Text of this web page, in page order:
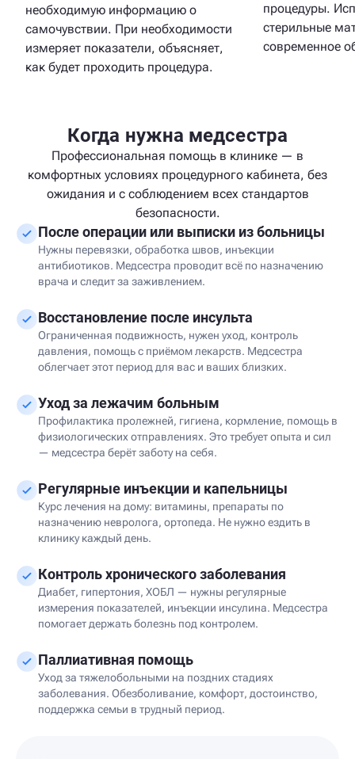
необходимую информацию о
самочувствии. При необходимости
измеряет показатели, объясняет,
как будет проходить процедура.
процедуры.
стерильные
современное
Когда нужна медсестра
Профессиональная помощь в клинике — в
комфортных условиях процедурного кабинета, без
ожидания и с соблюдением всех стандартов
безопасности.
После операции или выписки из больницы
Нужны перевязки, обработка швов, инъекции
антибиотиков. Медсестра проводит всё по назначению
врача и следит за заживлением.
Восстановление после инсульта
Ограниченная подвижность, нужен уход, контроль
давления, помощь с приёмом лекарств. Медсестра
облегчает этот период для вас и ваших близких.
Уход за лежачим больным
Профилактика пролежней, гигиена, кормление, помощь в
физиологических отправлениях. Это требует опыта и сил
— медсестра берёт заботу на себя.
Регулярные инъекции и капельницы
Курс лечения на дому: витамины, препараты по
назначению невролога, ортопеда. Не нужно ездить в
клинику каждый день.
Контроль хронического заболевания
Диабет, гипертония, ХОБЛ — нужны регулярные
измерения показателей, инъекции инсулина. Медсестра
помогает держать болезнь под контролем.
Паллиативная помощь
Уход за тяжелобольными на поздних стадиях
заболевания. Обезболивание, комфорт, достоинство,
поддержка семьи в трудный период.